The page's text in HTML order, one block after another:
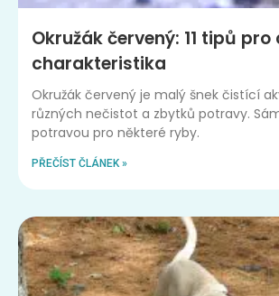
Okružák červený: 11 tipů pro
charakteristika
Okružák červený je malý šnek čistící
různých nečistot a zbytků potravy.
potravou pro některé ryby.
PŘEČÍST ČLÁNEK »